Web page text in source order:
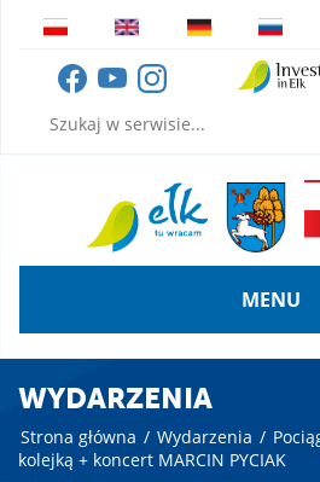
MENU
WYDARZENIA
Strona główna / Wydarzenia /
kolejką + koncert MARCIN PYCIAK